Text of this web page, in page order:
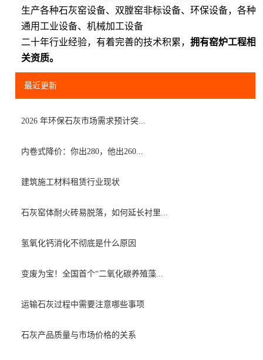
生产各种石灰窑设备、双膛窑非标设备、环保设备，各种
通用工业设备、机械加工设备
二十年行业经验，有着完善的技术积累，拥有窑炉工程相
关资质。
最近更新
2026 年环保石灰市场需求预计突...
内卷式降价：你出280，他出260...
建筑施工材料租赁行业现状
石灰窑体耐火砖易脱落，如何延长衬里...
氢氧化钙消化不彻底是什么原因
变废为宝！全国首个“二氧化碳养殖藻...
运输石灰过程中需要注意哪些事项
石灰产品质量与市场价格的关系